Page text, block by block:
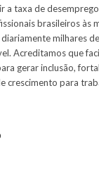
a taxa de
brasileiros às
milhares
Acreditamos que
gerar inclusão,
crescimento para